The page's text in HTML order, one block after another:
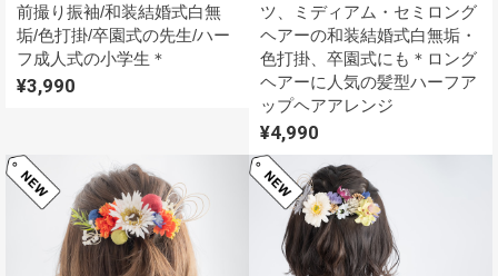
前撮り振袖/和装結婚式白無
垢/色打掛/卒園式の先生/ハー
フ成人式の小学生＊
¥3,990
ツ、ミディアム・セミロング
ヘアーの和装結婚式白無垢・
色打掛、卒園式にも＊ロング
ヘアーに人気の髪型ハーフア
ップヘアアレンジ
¥4,990